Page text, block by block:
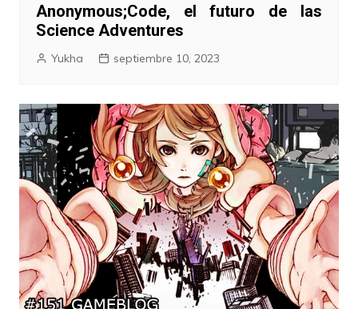
Anonymous;Code, el futuro de las
Science Adventures
Yukha septiembre 10, 2023